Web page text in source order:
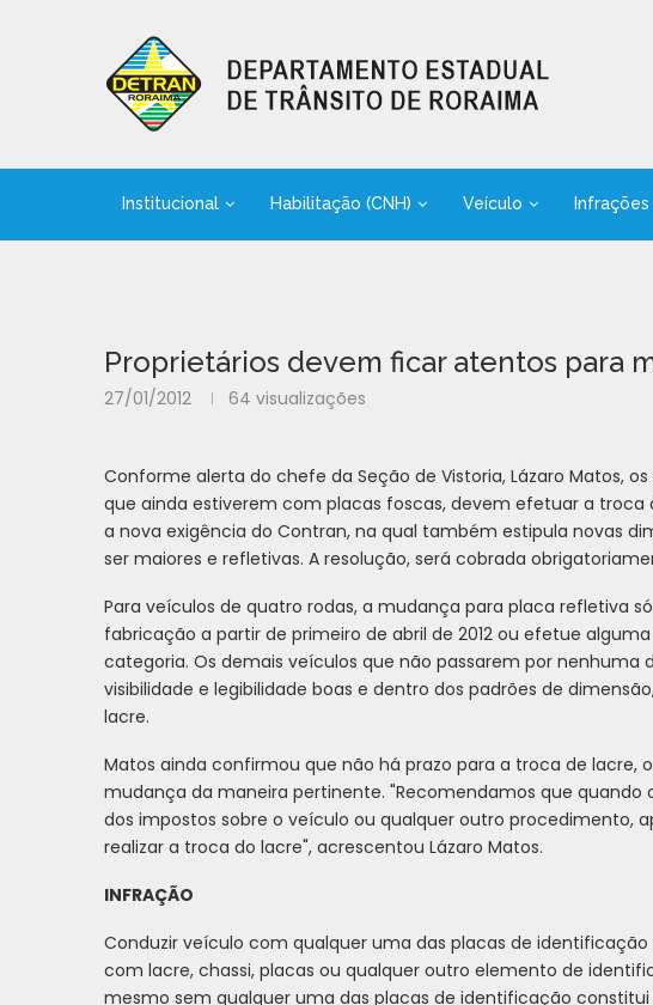
Institucional Habilitação (CNH) Veículo Infrações
Proprietários devem ficar atentos para
27/01/2012 64 visualizações
Conforme alerta do chefe da Seção de Vistoria, Lázaro Matos,
que ainda estiverem com placas foscas, devem efetuar a troca
a nova exigência do Contran, na qual também estipula novas
ser maiores e refletivas. A resolução, será cobrada
Para veículos de quatro rodas, a mudança para placa refletiva
fabricação a partir de primeiro de abril de 2012 ou efetue
categoria. Os demais veículos que não passarem por nenhuma
visibilidade e legibilidade boas e dentro dos padrões de
lacre.
Matos ainda confirmou que não há prazo para a troca de lacre,
mudança da maneira pertinente. "Recomendamos que quando
dos impostos sobre o veículo ou qualquer outro procedimento,
realizar a troca do lacre", acrescentou Lázaro Matos.
INFRAÇÃO
Conduzir veículo com qualquer uma das placas de
com lacre, chassi, placas ou qualquer outro elemento de
mesmo sem qualquer uma das placas de identificação